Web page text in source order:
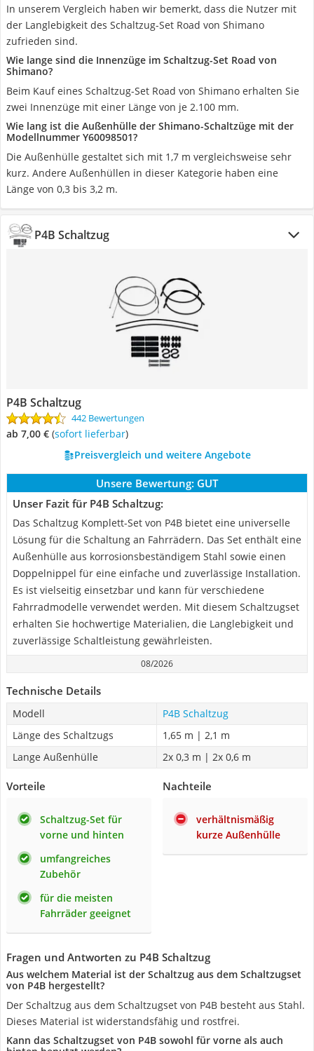
In unserem Vergleich haben wir bemerkt, dass die Nutzer mit
der Langlebigkeit des Schaltzug-Set Road von Shimano
zufrieden sind.
Wie lange sind die Innenzüge im Schaltzug-Set Road von
Shimano?
Beim Kauf eines Schaltzug-Set Road von Shimano erhalten Sie
zwei Innenzüge mit einer Länge von je 2.100 mm.
Wie lang ist die Außenhülle der Shimano-Schaltzüge mit der
Modellnummer Y60098501?
Die Außenhülle gestaltet sich mit 1,7 m vergleichsweise sehr
kurz. Andere Außenhüllen in dieser Kategorie haben eine
Länge von 0,3 bis 3,2 m.
P4B Schaltzug
P4B Schaltzug
442 Bewertungen
ab 7,00 € ( Sofort lieferbar)
Preisvergleich und weitere Angebote
Unsere Bewertung: GUT
Unser Fazit für P4B Schaltzug:
Das Schaltzug Komplett-Set von P4B bietet eine universelle
Lösung für die Schaltung an Fahrrädern. Das Set enthält eine
Außenhülle aus korrosionsbeständigem Stahl sowie einen
Doppelnippel für eine einfache und zuverlässige Installation.
Es ist vielseitig einsetzbar und kann für verschiedene
Fahrradmodelle verwendet werden. Mit diesem Schaltzugset
erhalten Sie hochwertige Materialien, die Langlebigkeit und
zuverlässige Schaltleistung gewährleisten.
08/2026
Technische Details
Modell
P4B Schaltzug
Länge des Schaltzugs
1,65 m | 2,1 m
Lange Außenhülle
2x 0,3 m | 2x 0,6 m
Vorteile
Schaltzug-Set für
vorne und hinten
umfangreiches
Zubehör
für die meisten
Fahrräder geeignet
Nachteile
verhältnismäßig
kurze Außenhülle
Fragen und Antworten zu P4B Schaltzug
Aus welchem Material ist der Schaltzug aus dem Schaltzugset
von P4B hergestellt?
Der Schaltzug aus dem Schaltzugset von P4B besteht aus Stahl.
Dieses Material ist widerstandsfähig und rostfrei.
Kann das Schaltzugset von P4B sowohl für vorne als auch